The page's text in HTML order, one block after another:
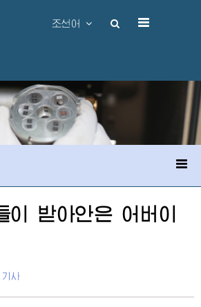
조선어
이 받아안은 어버이
기사